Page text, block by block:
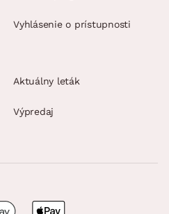
Vyhlásenie o prístupnosti
Aktuálny leták
Výpredaj